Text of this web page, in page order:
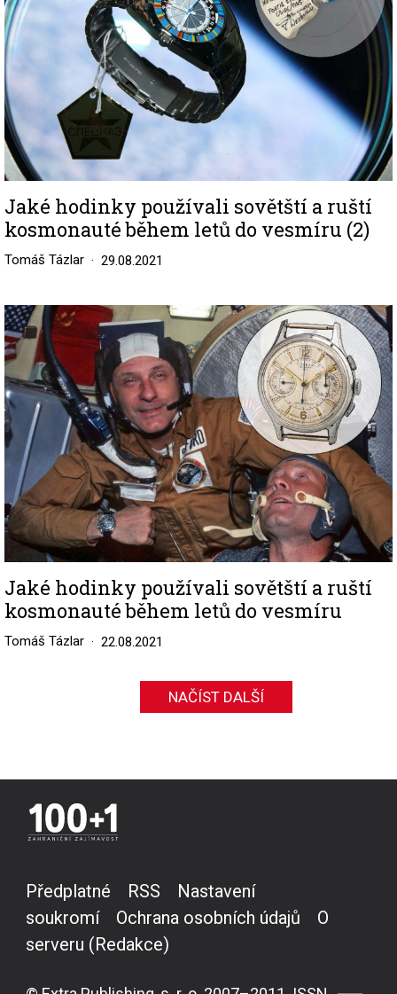
Jaké hodinky používali sovětští a ruští
kosmonauté během letů do vesmíru (2)
Tomáš Tázlar 29.08.2021
Image
Jaké hodinky používali sovětští a ruští
kosmonauté během letů do vesmíru
Tomáš Tázlar 22.08.2021
NAČÍST DALŠÍ
Předplatné RSS
Nastavení
soukromí
Ochrana osobních údajů
O
serveru (Redakce)